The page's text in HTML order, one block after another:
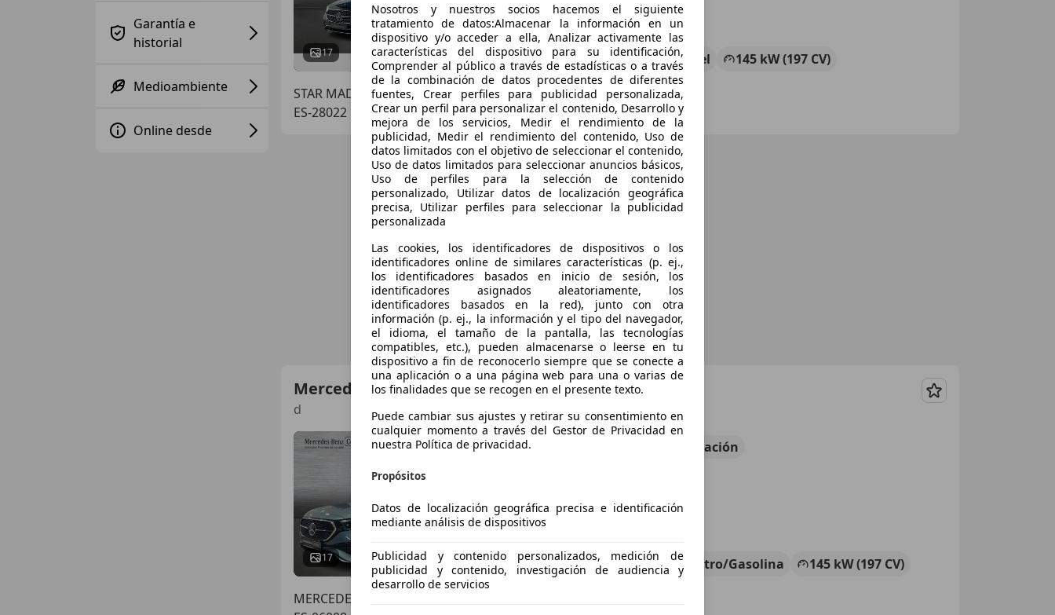
Garantía e
historial
Medioambiente
Online desde
17 12/2025 5.579 km Diésel
145 kW (197 CV)
STAR MADRID
ES-28022 MADRID
Mercedes-Benz E 220
d
Guardar
17
€ 58.899 comparación
05/2025 14.708 km Electro/Gasolina
145 kW (197 CV)
MERCEDES AUTOMOCION DEL OESTE
Nosotros y nuestros socios hacemos el siguiente
tratamiento de datos:Almacenar la información en un
dispositivo y/o acceder a ella, Analizar activamente las
características del dispositivo para su identificación,
Comprender al público a través de estadísticas o a través
de la combinación de datos procedentes de diferentes
fuentes, Crear perfiles para publicidad personalizada,
Crear un perfil para personalizar el contenido, Desarrollo y
mejora de los servicios, Medir el rendimiento de la
publicidad, Medir el rendimiento del contenido, Uso de
datos limitados con el objetivo de seleccionar el contenido,
Uso de datos limitados para seleccionar anuncios básicos,
Uso de perfiles para la selección de contenido
personalizado, Utilizar datos de localización geográfica
precisa, Utilizar perfiles para seleccionar la publicidad
personalizada
Las cookies, los identificadores de dispositivos o los
identificadores online de similares características (p. ej.,
los identificadores basados en inicio de sesión, los
identificadores asignados aleatoriamente, los
identificadores basados en la red), junto con otra
información (p. ej., la información y el tipo del navegador,
el idioma, el tamaño de la pantalla, las tecnologías
compatibles, etc.), pueden almacenarse o leerse en tu
dispositivo a fin de reconocerlo siempre que se conecte a
una aplicación o a una página web para una o varias de
los finalidades que se recogen en el presente texto.
Puede cambiar sus ajustes y retirar su consentimiento en
cualquier momento a través del Gestor de Privacidad en
nuestra Política de privacidad.
Propósitos
Datos de localización geográfica precisa e identificación
mediante análisis de dispositivos
Publicidad y contenido personalizados, medición de
publicidad y contenido, investigación de audiencia y
desarrollo de servicios